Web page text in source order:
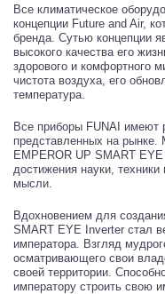
Все климатическое
концепции Future and Air,
бренда. Сутью концепции
высокого качества его
здорового и комфортного
чистота воздуха, его
температура.
Все приборы FUNAI имеют
представленных на рынке.
EMPEROR UP SMART
достижения науки,
мысли.
Вдохновением для
SMART EYE Inverter стал
императора. Взгляд
осматривающего свои
своей территории.
императору строить свою